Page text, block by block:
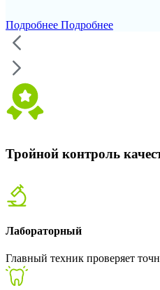
Подробнее Подробнее
Тройной контроль
Лабораторный
Главный техник проверяет